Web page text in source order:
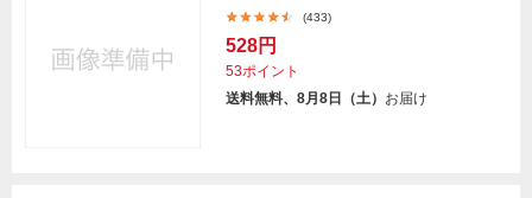
(433)
528円
53ポイント
送料無料、8月8日（土） お届け